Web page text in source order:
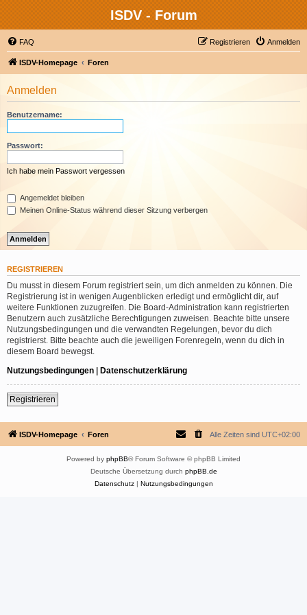
ISDV - Forum
FAQ Anmelden
Registrieren
ISDV-Homepage Foren
Anmelden
Benutzername:
Passwort:
Ich habe mein Passwort vergessen
Angemeldet bleiben
Meinen Online-Status während dieser Sitzung verbergen
REGISTRIEREN
Du musst in diesem Forum registriert sein, um dich anmelden zu können. Die
Registrierung ist in wenigen Augenblicken erledigt und ermöglicht dir, auf
weitere Funktionen zuzugreifen. Die Board-Administration kann registrierten
Benutzern auch zusätzliche Berechtigungen zuweisen. Beachte bitte unsere
Nutzungsbedingungen und die verwandten Regelungen, bevor du dich
registrierst. Bitte beachte auch die jeweiligen Forenregeln, wenn du dich in
diesem Board bewegst.
Nutzungsbedingungen | Datenschutzerklärung
Registrieren
ISDV-Homepage Foren Alle Zeiten sind UTC+02:00
Powered by phpBB® Forum Software © phpBB Limited
Deutsche Übersetzung durch phpBB.de
Datenschutz| Nutzungsbedingungen